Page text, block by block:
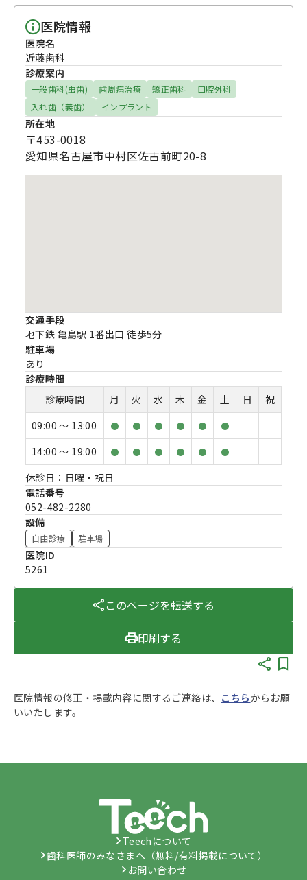
医院情報
医院名
近藤歯科
診療案内
一般歯科(虫歯) 歯周病治療 矯正歯科
口腔外科
入れ歯（義歯）
インプラント
所在地
〒453-0018
愛知県名古屋市中村区佐古前町20-8
交通手段
地下鉄 亀島駅 1番出口 徒歩5分
駐車場
あり
診療時間
診療時間
月 火 水 木 金 土 日
祝
09:00 〜 13:00
● ● ● ● ● ●
14:00 〜 19:00 ● ● ● ● ● ●
休診日：日曜・祝日
電話番号
052-482-2280
設備
自由診療 駐車場
医院ID
5261
このページを転送する
印刷する
医院情報の修正・掲載内容に関するご連絡は、 こちらからお願
いいたします。
Teechについて
歯科医師のみなさまへ（無料/有料掲載について）
お問い合わせ